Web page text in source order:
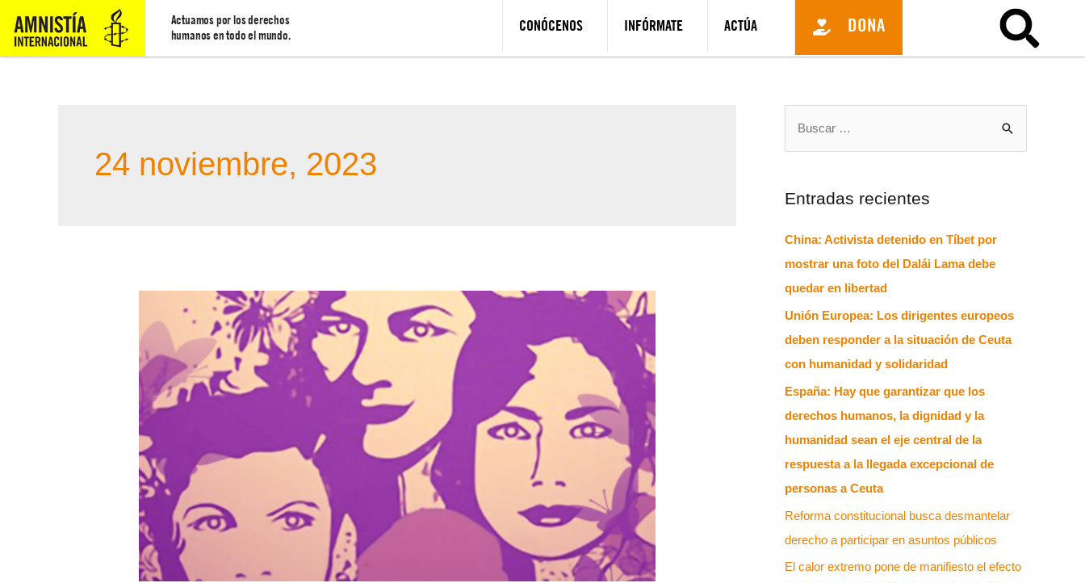
Actuamos por los derechos
humanos en todo el mundo.
CONÓCENOS INFÓRMATE ACTÚA DONA
24 noviembre, 2023
Entradas recientes
China: Activista detenido en Tíbet por
mostrar una foto del Dalái Lama debe
quedar en libertad
Unión Europea: Los dirigentes europeos
deben responder a la situación de Ceuta
con humanidad y solidaridad
España: Hay que garantizar que los
derechos humanos, la dignidad y la
humanidad sean el eje central de la
respuesta a la llegada excepcional de
personas a Ceuta
Reforma constitucional busca desmantelar
derecho a participar en asuntos públicos
El calor extremo pone de manifiesto el efecto